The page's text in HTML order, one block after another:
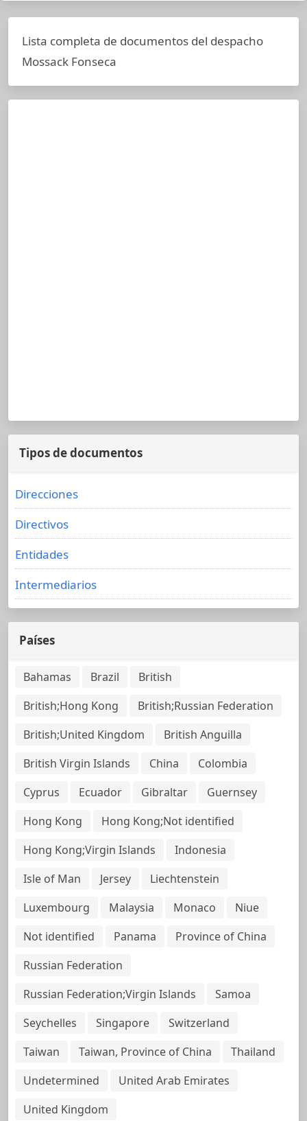
Lista completa de documentos del despacho
Mossack Fonseca
Tipos de documentos
Direcciones
Directivos
Entidades
Intermediarios
Países
Bahamas Brazil
British
British;Hong Kong
British;Russian Federation
British;United Kingdom
British Anguilla
British Virgin Islands
China
Colombia
Cyprus
Ecuador Gibraltar
Guernsey
Hong Kong
Hong Kong;Not identified
Hong Kong;Virgin Islands
Indonesia
Isle of Man
Jersey
Liechtenstein
Luxembourg
Malaysia Monaco
Niue
Not identified
Panama
Province of China
Russian Federation
Russian Federation;Virgin Islands
Samoa
Seychelles
Singapore
Switzerland
Taiwan
Taiwan, Province of China
Thailand
Undetermined
United Arab Emirates
United Kingdom